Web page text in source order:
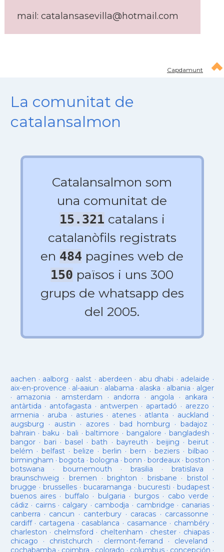
mail: catalansasevilla@hotmail.com
Capdamunt
La comunitat de
catalansalmon
Catalansalmon som
una comunitat de
15.321 catalans i
catalanòfils registrats
en 484 pagines web de
150 països i uns 300
grups de whatsapp des
del 2005.
aachen · aalborg · aalst · aberdeen · abu dhabi · adelaide ·
aix-en-provence · al-aaiun · alabama · alaska · albania · alger
· amazonia · amsterdam · andorra · angola · ankara ·
antàrtida · antofagasta · antwerpen · apartadó · arezzo ·
armenia · aruba · asturies· atenes· atlanta · auckland ·
augsburg · austin · azores·bad homburg ·badajoz ·
bahrain ·baku · bali ·baltimore ·bangalore · bangladesh ·
bangor· bari ·basel ·bath · bayreuth ·beijing ·beirut ·
belém · belfast· belize · berlin ·bern ·beziers ·bilbao ·
birmingham · bogota · bologna ·bonn ·bordeaux ·boston ·
botswana · bournemouth ·brasilia ·bratislava ·
braunschweig · bremen ·brighton · brisbane · bristol ·
brugge · brusselles· bucaramanga · bucuresti · budapest·
buenos aires· buffalo · bulgaria · burgos· cabo verde ·
cádiz · cairns· calgary · cambodja · cambridge · canarias·
canberra · cancun · canterbury · caracas · carcassonne ·
cardiff· cartagena · casablanca · casamance · chambéry·
charleston · chelmsford · cheltenham · chester· chiapas ·
chicago · christchurch · clermont-ferrand · cleveland ·
cochabamba · coimbra · colorado · columbus· concepción ·